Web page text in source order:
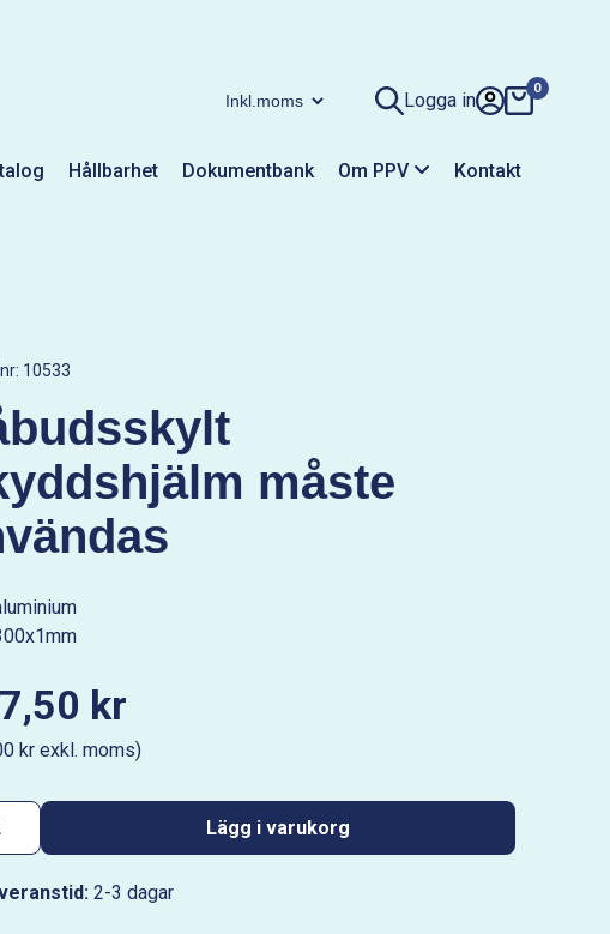
Logga in
0
Hållbarhet Dokumentbank Om PPV Kontakt
10533
måste
kr
kr exkl. moms)
Lägg i varukorg
2-3 dagar